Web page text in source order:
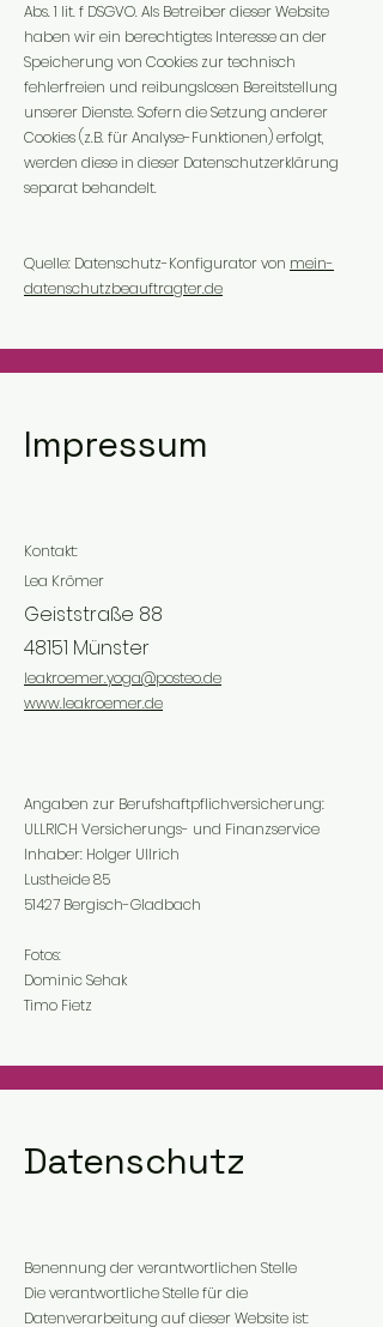
Abs. 1 lit. f DSGVO. Als Betreiber dieser Website
haben wir ein berechtigtes Interesse an der
Speicherung von Cookies zur technisch
fehlerfreien und reibungslosen Bereitstellung
unserer Dienste. Sofern die Setzung anderer
Cookies (z.B. für Analyse-Funktionen) erfolgt,
werden diese in dieser Datenschutzerklärung
separat behandelt.
Quelle: Datenschutz-Konfigurator von mein-
datenschutzbeauftragter.de
Impressum
Kontakt:
Lea Krömer
Geiststraße 88
48151 Münster
leakroemer.yoga@posteo.de
www.leakroemer.de
Angaben zur Berufshaftpflichversicherung:
ULLRICH Versicherungs- und Finanzservice
Inhaber: Holger Ullrich
Lustheide 85
51427 Bergisch-Gladbach
Fotos:
Dominic Sehak
Timo Fietz
Datenschutz
Benennung der verantwortlichen Stelle
Die verantwortliche Stelle für die
Datenverarbeitung auf dieser Website ist: